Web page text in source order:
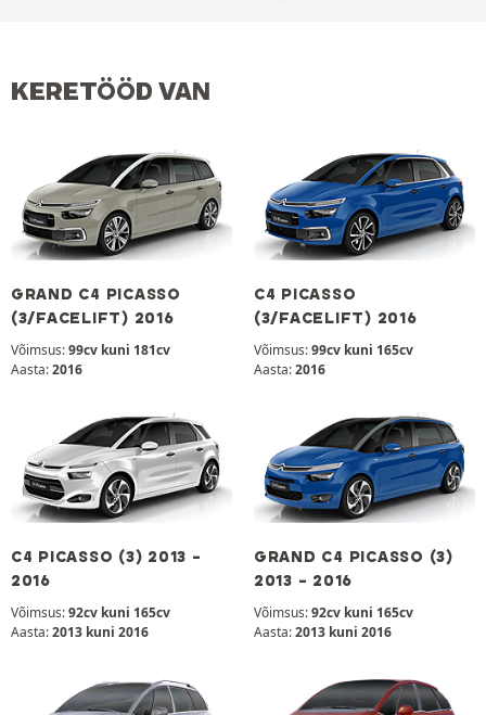
KERETÖÖD VAN
GRAND C4 PICASSO
(3/FACELIFT) 2016
Võimsus:99cv kuni 181cv
Aasta:2016
C4 PICASSO
(3/FACELIFT) 2016
Võimsus:99cv kuni 165cv
Aasta:2016
C4 PICASSO (3) 2013 -
2016
Võimsus:92cv kuni 165cv
Aasta:2013 kuni 2016
GRAND C4 PICASSO (3)
2013 - 2016
Võimsus:92cv kuni 165cv
Aasta:2013 kuni 2016